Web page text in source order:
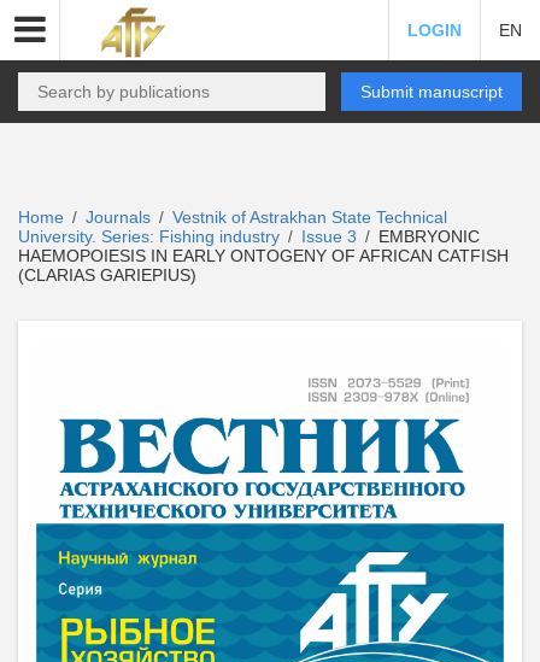
LOGIN EN
Submit manuscript
Home / Journals / Vestnik of Astrakhan State Technical
University. Series: Fishing industry / Issue 3 / EMBRYONIC
HAEMOPOIESIS IN EARLY ONTOGENY OF AFRICAN CATFISH
(CLARIAS GARIEPIUS)